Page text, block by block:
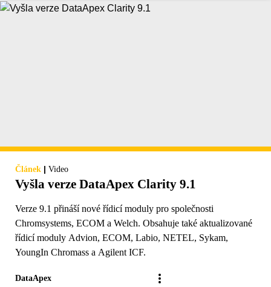
Článek | Video
Vyšla verze DataApex Clarity 9.1
Verze 9.1 přináší nové řídicí moduly pro společnosti
Chromsystems, ECOM a Welch. Obsahuje také aktualizované
řídicí moduly Advion, ECOM, Labio, NETEL, Sykam,
YoungIn Chromass a Agilent ICF.
DataApex